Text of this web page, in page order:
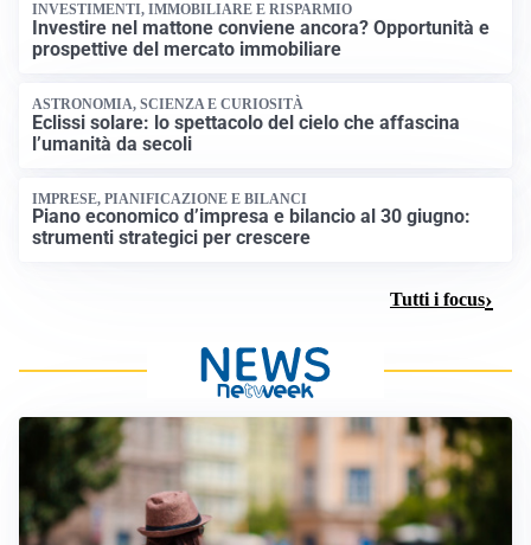
INVESTIMENTI, IMMOBILIARE E RISPARMIO
Investire nel mattone conviene ancora? Opportunità e
prospettive del mercato immobiliare
ASTRONOMIA, SCIENZA E CURIOSITÀ
Eclissi solare: lo spettacolo del cielo che affascina
l’umanità da secoli
IMPRESE, PIANIFICAZIONE E BILANCI
Piano economico d’impresa e bilancio al 30 giugno:
strumenti strategici per crescere
Tutti i focus